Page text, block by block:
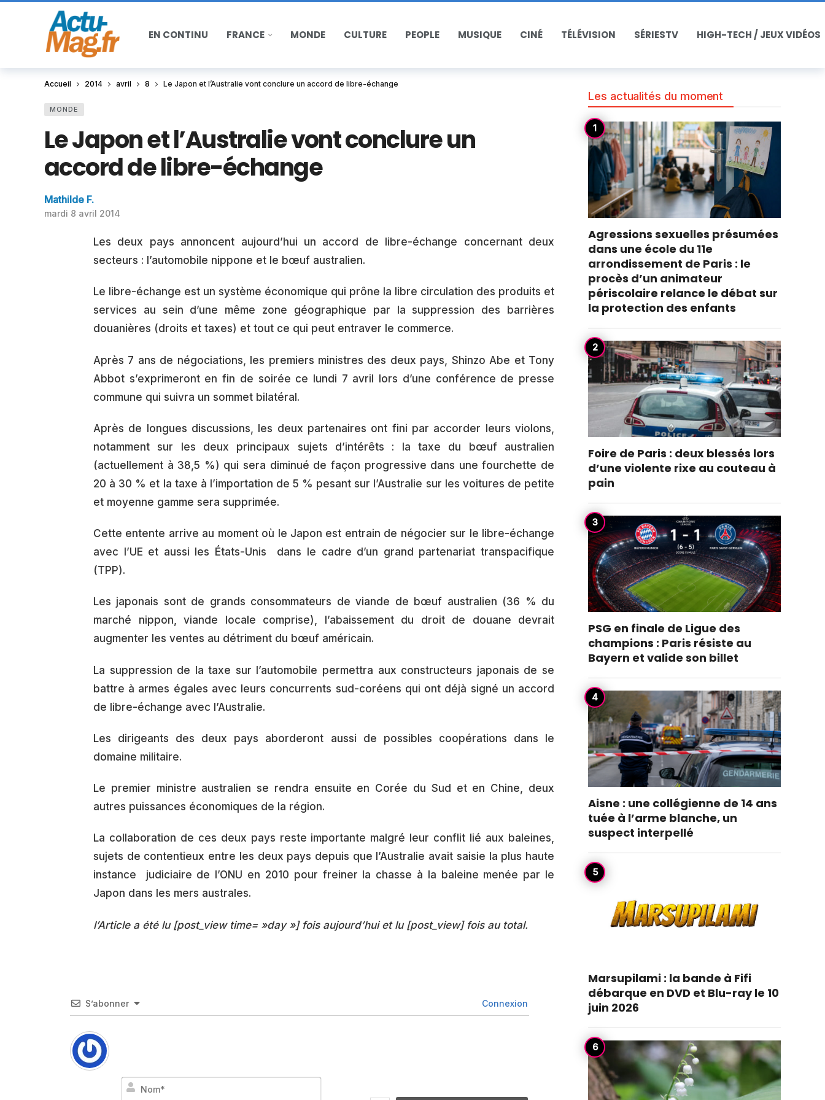
EN CONTINU FRANCE MONDE CULTURE PEOPLE MUSIQUE CINÉ TÉLÉVISION SÉRIESTV HIGH-TECH / JEUX VIDÉOS
Accueil 2014 avril 8 Le Japon et l’Australie vont conclure un accord de libre-échange
MONDE
Le Japon et l’Australie vont conclure un
accord de libre-échange
Mathilde F.
mardi 8 avril 2014
Les deux pays annoncent aujourd’hui un accord de libre-échange concernant deux
secteurs : l’automobile nippone et le bœuf australien.
Le libre-échange est un système économique qui prône la libre circulation des produits et
services au sein d’une même zone géographique par la suppression des barrières
douanières (droits et taxes) et tout ce qui peut entraver le commerce.
Après 7 ans de négociations, les premiers ministres des deux pays, Shinzo Abe et Tony
Abbot s’exprimeront en fin de soirée ce lundi 7 avril lors d’une conférence de presse
commune qui suivra un sommet bilatéral.
Après de longues discussions, les deux partenaires ont fini par accorder leurs violons,
notamment sur les deux principaux sujets d’intérêts : la taxe du bœuf australien
(actuellement à 38,5 %) qui sera diminué de façon progressive dans une fourchette de
20 à 30 % et la taxe à l’importation de 5 % pesant sur l’Australie sur les voitures de petite
et moyenne gamme sera supprimée.
Cette entente arrive au moment où le Japon est entrain de négocier sur le libre-échange
avec l’UE et aussi les États-Unis dans le cadre d’un grand partenariat transpacifique
(TPP).
Les japonais sont de grands consommateurs de viande de bœuf australien (36 % du
marché nippon, viande locale comprise), l’abaissement du droit de douane devrait
augmenter les ventes au détriment du bœuf américain.
La suppression de la taxe sur l’automobile permettra aux constructeurs japonais de se
battre à armes égales avec leurs concurrents sud-coréens qui ont déjà signé un accord
de libre-échange avec l’Australie.
Les dirigeants des deux pays aborderont aussi de possibles coopérations dans le
domaine militaire.
Le premier ministre australien se rendra ensuite en Corée du Sud et en Chine, deux
autres puissances économiques de la région.
La collaboration de ces deux pays reste importante malgré leur conflit lié aux baleines,
sujets de contentieux entre les deux pays depuis que l’Australie avait saisie la plus haute
instance judiciaire de l’ONU en 2010 pour freiner la chasse à la baleine menée par le
Japon dans les mers australes.
l’Article a été lu [post_view time= »day »] fois aujourd’hui et lu [post_view] fois au total.
S’abonner Connexion
Nom*
Les actualités du moment
Agressions sexuelles présumées
dans une école du 11e
arrondissement de Paris : le
procès d’un animateur
périscolaire relance le débat sur
la protection des enfants
Foire de Paris : deux blessés lors
d’une violente rixe au couteau à
pain
PSG en finale de Ligue des
champions : Paris résiste au
Bayern et valide son billet
Aisne : une collégienne de 14 ans
tuée à l’arme blanche, un
suspect interpellé
Marsupilami : la bande à Fifi
débarque en DVD et Blu-ray le 10
juin 2026